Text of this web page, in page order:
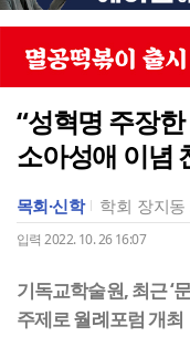
“성혁명 주장
소아성애 이념
목회·신학 학회 장지동
입력 2022. 10. 26 16:07
기독교학술원, 최근 ‘
주제로 월례포럼 개최